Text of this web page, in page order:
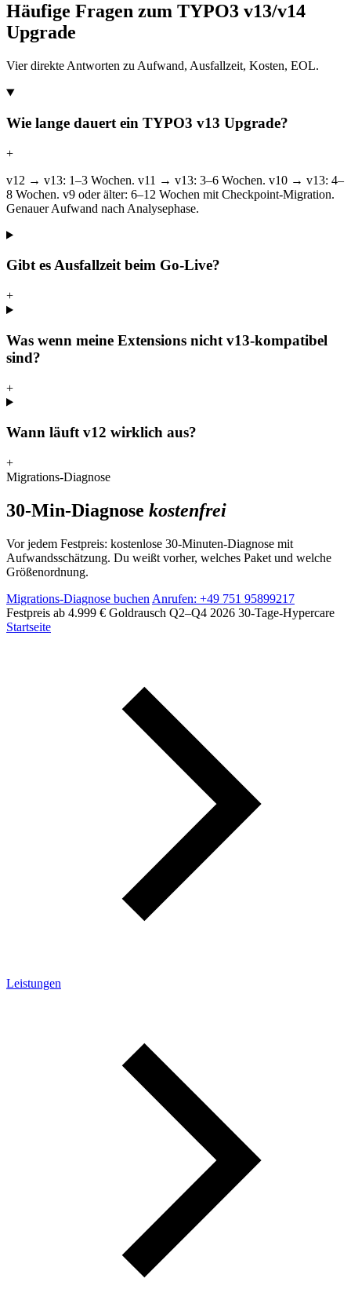
Häufige Fragen zum TYPO3 v13/v14
Upgrade
Vier direkte Antworten zu Aufwand, Ausfallzeit, Kosten, EOL.
Wie lange dauert ein TYPO3 v13 Upgrade?
+
v12 → v13: 1–3 Wochen. v11 → v13: 3–6 Wochen. v10 → v13: 4–
8 Wochen. v9 oder älter: 6–12 Wochen mit Checkpoint-Migration.
Genauer Aufwand nach Analysephase.
Gibt es Ausfallzeit beim Go-Live?
+
Was wenn meine Extensions nicht v13-kompatibel
sind?
+
Wann läuft v12 wirklich aus?
+
Migrations-Diagnose
30-Min-Diagnose kostenfrei
Vor jedem Festpreis: kostenlose 30-Minuten-Diagnose mit
Aufwandsschätzung. Du weißt vorher, welches Paket und welche
Größenordnung.
Migrations-Diagnose buchen Anrufen: +49 751 95899217
Festpreis ab 4.999 € Goldrausch Q2–Q4 2026 30-Tage-Hypercare
Startseite
Leistungen